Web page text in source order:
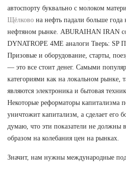
автоспорту буквально с молоком
Щёлково на нефть падали больше
нефтяном рынке. ABURAIHAN IRAN
DYNATROPE 4ME аналоги Тверь: SP
Призовые и оборудование, старты,
— это все стоит денег. Самыми
категориями как на локальном рынке,
являются электроника и бытовая
Некоторые реформаторы капитализма
уничтожит капитализм, а сделает его
думаю, что эти показатели не должны
образом на колебания цен на рынках.
Значит, нам нужны международные